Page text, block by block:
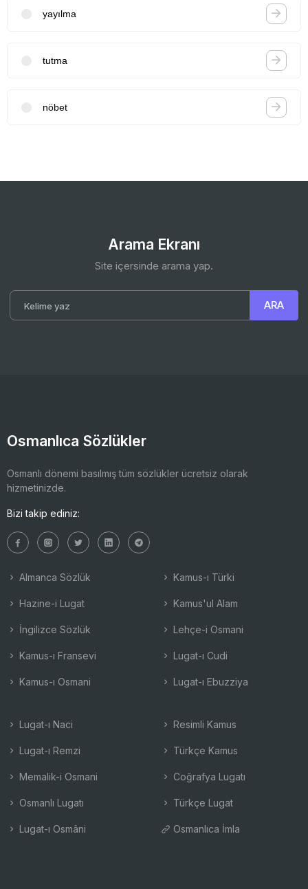
yayılma
tutma
nöbet
Arama Ekranı
Site içersinde arama yap.
Osmanlıca Sözlükler
Osmanlı dönemi basılmış tüm sözlükler ücretsiz olarak
hizmetinizde.
Bizi takip ediniz:
Almanca Sözlük
Hazine-i Lugat
İngilizce Sözlük
Kamus-ı Fransevi
Kamus-ı Osmani
Kamus-ı Türki
Kamus'ul Alam
Lehçe-i Osmani
Lugat-ı Cudi
Lugat-ı Ebuzziya
Lugat-ı Naci
Lugat-ı Remzi
Memalik-i Osmani
Osmanlı Lugatı
Lugat-ı Osmâni
Resimli Kamus
Türkçe Kamus
Coğrafya Lugatı
Türkçe Lugat
Osmanlıca İmla